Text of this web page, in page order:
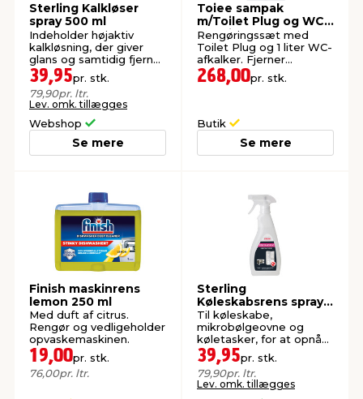
Sterling Kalkløser
spray 500 ml
Indeholder højaktiv
kalkløsning, der giver
glans og samtidig fjerner
kalk og andre pletter.
39,95pr. stk.
79,90pr. ltr.
Lev. omk. tillægges
Webshop
Se mere
Toiee sampak
m/Toilet Plug og WC
Specialafkalker
Rengøringssæt med
Toilet Plug og 1 liter WC-
afkalker. Fjerner
genstridige
kalkbelægninger.
268,00pr. stk.
Butik
Se mere
Finish maskinrens
lemon 250 ml
Med duft af citrus.
Rengør og vedligeholder
opvaskemaskinen.
19,00pr. stk.
76,00pr. ltr.
Sterling
Køleskabsrens spray
500 ml
Til køleskabe,
mikrobølgeovne og
køletasker, for at opnå
et rent, lugtfrit og
hygiejnisk miljø.
39,95pr. stk.
79,90pr. ltr.
Lev. omk. tillægges